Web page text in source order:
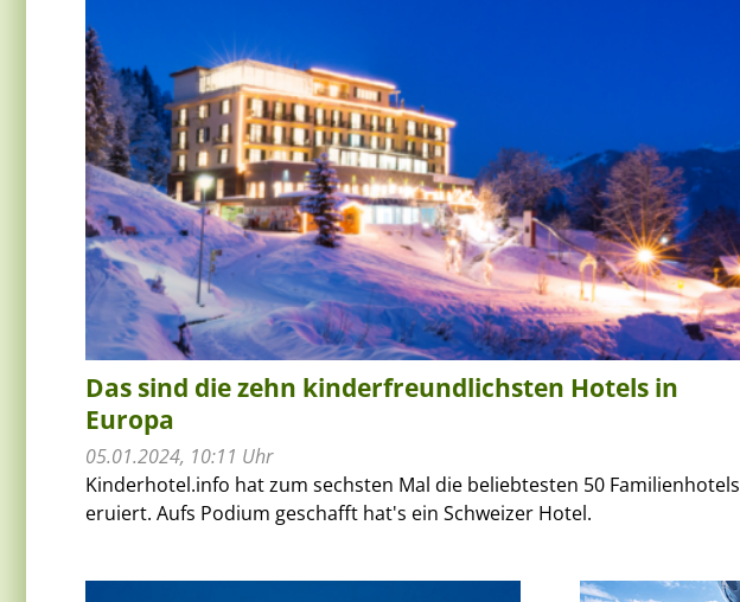
Das sind die zehn kinderfreundlichsten Hotels in
Europa
05.01.2024, 10:11 Uhr
Kinderhotel.info hat zum sechsten Mal die beliebtesten 50 Familienhotels
eruiert. Aufs Podium geschafft hat's ein Schweizer Hotel.